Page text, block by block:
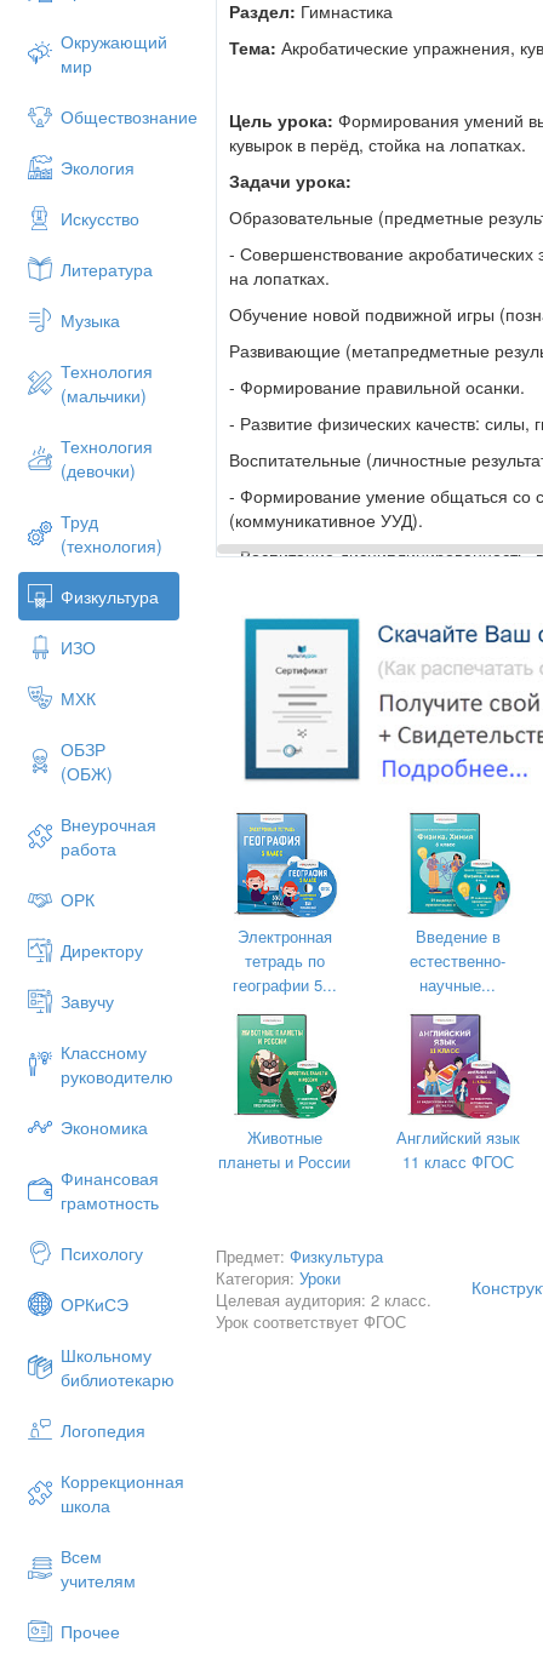
Окружающий
мир
Обществознание
Экология
Искусство
Литература
Музыка
Технология
(мальчики)
Технология
(девочки)
Труд
(технология)
Физкультура
ИЗО
МХК
ОБЗР
(ОБЖ)
Внеурочная
работа
ОРК
Директору
Завучу
Классному
руководителю
Экономика
Финансовая
грамотность
Психологу
ОРКиСЭ
Школьному
библиотекарю
Логопедия
Коррекционная
школа
Всем
учителям
Прочее
Раздел: Гимнастика
Тема: Акробатические упражнения,
Цель урока: Формирования умений
кувырок в перёд, стойка на лопатках.
Задачи урока:
Образовательные (предметные
- Совершенствование
на лопатках.
Обучение новой подвижной игры
Развивающие (метапредметные
- Формирование правильной осанки.
- Развитие физических качеств: силы,
Воспитательные (личностные
- Формирование умение общаться со
(коммуникативное УУД).
- Воспитание дисциплинированность,
-Воспитание чувства взаимопомощи
друг к другу.
Методы и приемы обучения:
Тип урока:Комбинированный.
Место проведения: спортивный зал
Инвентарь:гимнастические маты,
Часть урока Содержание
Подготовительная
часть (9 минут)
Построение,
цели и задач.
Ребята, мы
с
остались
каких зверей
они
Сначала надо
-следы тигра
Электронная
тетрадь по
географии 5...
Введение в
естественно-
научные...
Животные
планеты и России
Английский язык
11 класс ФГОС
Предмет:Физкультура
Категория:Уроки
Целевая аудитория: 2 класс.
Урок соответствует ФГОС